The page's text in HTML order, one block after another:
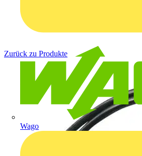
Wago
Zurück zu Produkte